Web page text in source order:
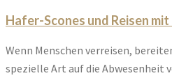
Hafer-Scones und Reisen
Wenn Menschen verreisen,
spezielle Art auf die Abwesenheit